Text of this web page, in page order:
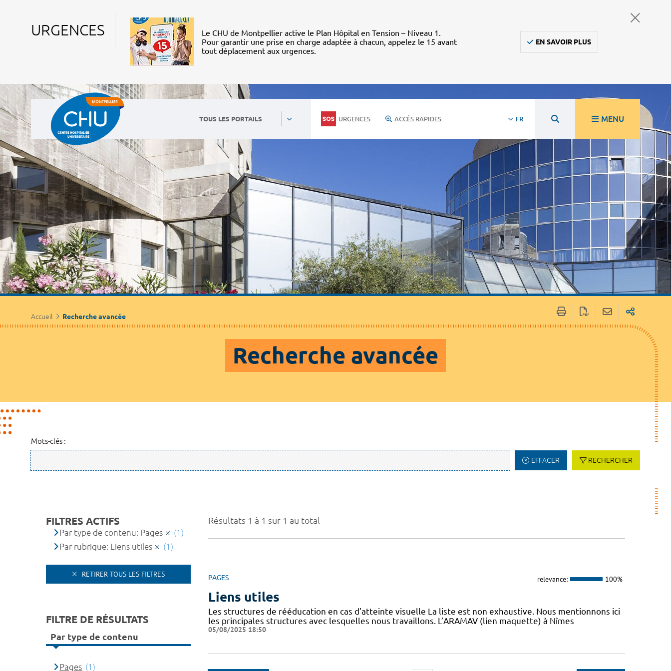
URGENCES
Le CHU de Montpellier active le Plan Hôpital en Tension – Niveau 1.
Pour garantir une prise en charge adaptée à chacun, appelez le 15 avant
tout déplacement aux urgences.
EN SAVOIR PLUS
TOUS LES PORTAILS URGENCES ACCÈS RAPIDES FR MENU
Accueil Recherche avancée
Recherche avancée
Mots-clés :
EFFACER RECHERCHER
Résultats 1 à 1 sur 1 au total
PAGES relevance: 100%
Liens utiles
Les structures de rééducation en cas d’atteinte visuelle La liste est non exhaustive. Nous mentionnons ici
les principales structures avec lesquelles nous travaillons. L’ARAMAV (lien maquette) à Nîmes
05/08/2025 18:50
FILTRES ACTIFS
Par type de contenu: Pages
(1)
Par rubrique: Liens utiles
(1)
RETIRER TOUS LES FILTRES
FILTRE DE RÉSULTATS
Par type de contenu
Pages (1)